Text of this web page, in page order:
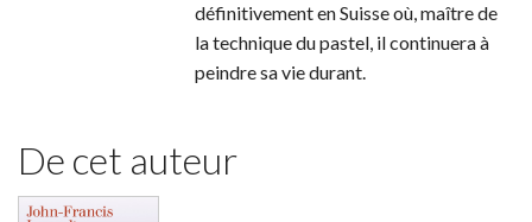
définitivement en Suisse où, maître de
la technique du pastel, il continuera à
peindre sa vie durant.
De cet auteur